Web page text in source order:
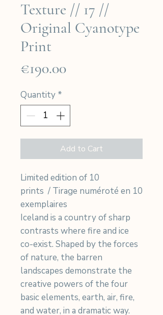
Texture // 17 //
Original Cyanotype
Print
€190.00Price
Quantity *
Add to Cart
Limited edition of 10
prints / Tirage numéroté en 10
exemplaires
Iceland is a country of sharp
contrasts where fire and ice
co-exist. Shaped by the forces
of nature, the barren
landscapes demonstrate the
creative powers of the four
basic elements, earth, air, fire,
and water, in a dramatic way.